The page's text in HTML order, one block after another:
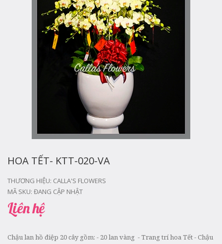
HOA TẾT- KTT-020-VA
THƯƠNG HIỆU: CALLA'S FLOWERS
MÃ SKU: ĐANG CẬP NHẬT
Liên hệ
Chậu lan hồ điệp 20 cây gồm: - 20 lan vàng - Trang trí hoa Tết - Chậu